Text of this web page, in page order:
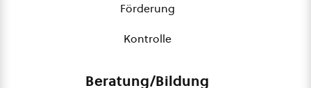
Förderung
Kontrolle
Beratung/Bildung